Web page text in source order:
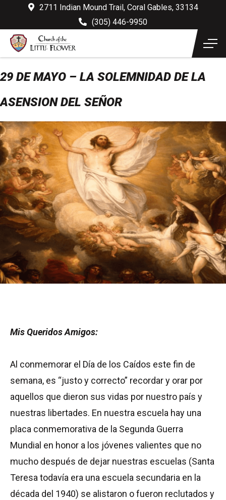
2711 Indian Mound Trail, Coral Gables, 33134
(305) 446-9950
29 DE MAYO – LA SOLEMNIDAD DE LA
ASENSION DEL SEÑOR
Mis Queridos Amigos:
Al conmemorar el Día de los Caídos este fin de
semana, es “justo y correcto” recordar y orar por
aquellos que dieron sus vidas por nuestro país y
nuestras libertades. En nuestra escuela hay una
placa conmemorativa de la Segunda Guerra
Mundial en honor a los jóvenes valientes que no
mucho después de dejar nuestras escuelas (Santa
Teresa todavía era una escuela secundaria en la
década del 1940) se alistaron o fueron reclutados y